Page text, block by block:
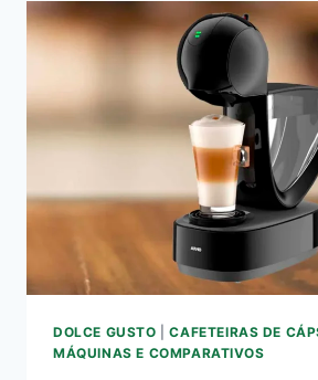
E
REUTILIZÁVEIS:
ENTENDA
DIFERENÇA
DE
GUSTO
DOLCE GUSTO |CAFETEIRAS DE
MÁQUINAS E COMPARATIVOS